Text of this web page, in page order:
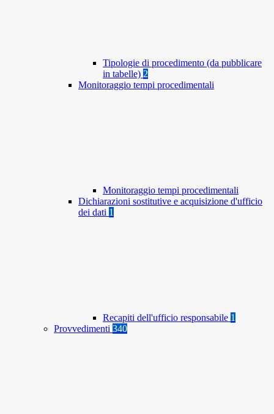
Tipologie di procedimento (da pubblicare
in tabelle) 2
Monitoraggio tempi procedimentali
Monitoraggio tempi procedimentali
Dichiarazioni sostitutive e acquisizione d'ufficio
dei dati 1
Recapiti dell'ufficio responsabile 1
Provvedimenti 340